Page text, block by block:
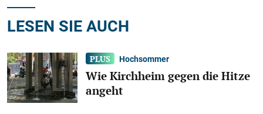
LESEN SIE AUCH
Hochsommer
Wie Kirchheim gegen die Hitze
angeht